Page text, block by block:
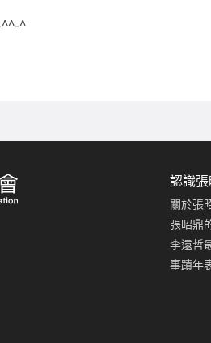
^
認識
關於張
張昭鼎
李遠哲
事蹟年